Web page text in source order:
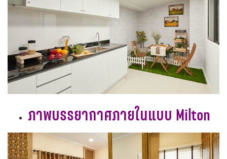
ภาพบรรยากาศภายในแบบ Milton